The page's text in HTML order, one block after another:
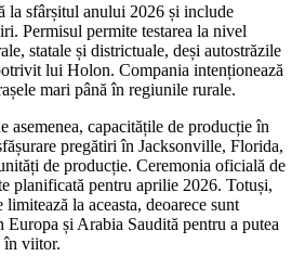
la sfârșitul anului 2026 și include
Permisul permite testarea la nivel
statale și districtuale, deși autostrăzile
lui Holon. Compania intenționează
mari până în regiunile rurale.
asemenea, capacitățile de producție în
pregătiri în Jacksonville, Florida,
de producție. Ceremonia oficială de
planificată pentru aprilie 2026. Totuși,
la aceasta, deoarece sunt
și Arabia Saudită pentru a putea
în viitor.